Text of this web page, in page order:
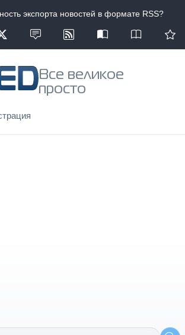
экспорта новостей в формате RSS?
Все великое
просто